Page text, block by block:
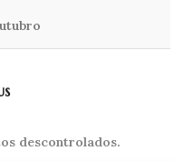
descontrolados.